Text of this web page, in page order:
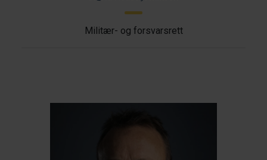
Militær- og forsvarsrett